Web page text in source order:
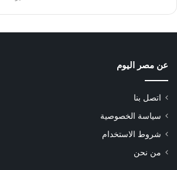
عن مصر اليوم
اتصل بنا
سياسة الخصوصية
شروط الاستخدام
من نحن